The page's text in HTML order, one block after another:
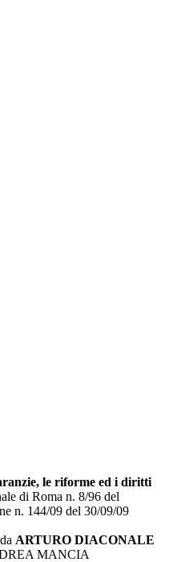
le riforme ed i diritti
di Roma n. 8/96 del
n. 144/09 del 30/09/09
ARTURO DIACONALE
MANCIA